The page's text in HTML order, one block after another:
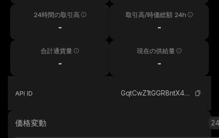
24時間の取引高
-
取引高/時価総額 24h
-
合計通貨量
-
現在の供給量
-
API ID GqtCwZ1tGGR8ntX4wgXyF91QUW1d5PUfjAijjNm2pump_solana
価格変動